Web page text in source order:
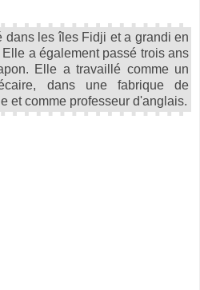
dans les îles Fidji et a grandi en
a également passé trois ans
Elle a travaillé comme un
dans une fabrique de
et comme professeur d'anglais.